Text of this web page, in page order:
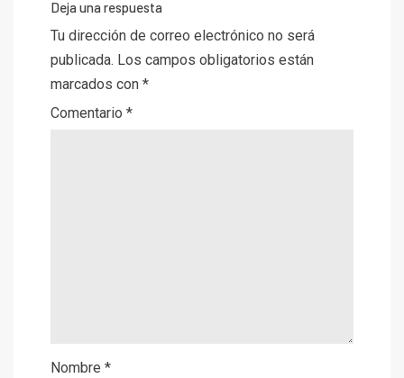
Deja una respuesta
Tu dirección de correo electrónico no será
publicada. Los campos obligatorios están
marcados con *
Comentario *
Nombre *